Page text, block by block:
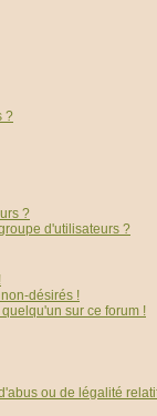
?
?
d'utilisateurs ?
désirés !
sur ce forum !
ou de légalité